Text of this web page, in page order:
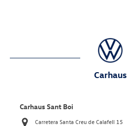
Carhaus
Carhaus Sant Boi
Carretera Santa Creu de Calafell 15